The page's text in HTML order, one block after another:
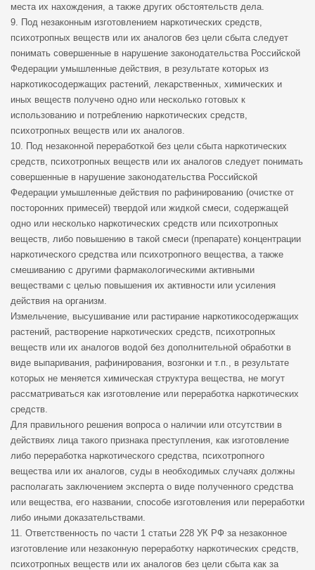
места их нахождения, а также других обстоятельств дела.
9. Под незаконным изготовлением наркотических средств,
психотропных веществ или их аналогов без цели сбыта следует
понимать совершенные в нарушение законодательства Российской
Федерации умышленные действия, в результате которых из
наркотикосодержащих растений, лекарственных, химических и
иных веществ получено одно или несколько готовых к
использованию и потреблению наркотических средств,
психотропных веществ или их аналогов.
10. Под незаконной переработкой без цели сбыта наркотических
средств, психотропных веществ или их аналогов следует понимать
совершенные в нарушение законодательства Российской
Федерации умышленные действия по рафинированию (очистке от
посторонних примесей) твердой или жидкой смеси, содержащей
одно или несколько наркотических средств или психотропных
веществ, либо повышению в такой смеси (препарате) концентрации
наркотического средства или психотропного вещества, а также
смешиванию с другими фармакологическими активными
веществами с целью повышения их активности или усиления
действия на организм.
Измельчение, высушивание или растирание наркотикосодержащих
растений, растворение наркотических средств, психотропных
веществ или их аналогов водой без дополнительной обработки в
виде выпаривания, рафинирования, возгонки и т.п., в результате
которых не меняется химическая структура вещества, не могут
рассматриваться как изготовление или переработка наркотических
средств.
Для правильного решения вопроса о наличии или отсутствии в
действиях лица такого признака преступления, как изготовление
либо переработка наркотического средства, психотропного
вещества или их аналогов, суды в необходимых случаях должны
располагать заключением эксперта о виде полученного средства
или вещества, его названии, способе изготовления или переработки
либо иными доказательствами.
11. Ответственность по части 1 статьи 228 УК РФ за незаконное
изготовление или незаконную переработку наркотических средств,
психотропных веществ или их аналогов без цели сбыта как за